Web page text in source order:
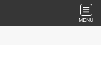
MENU